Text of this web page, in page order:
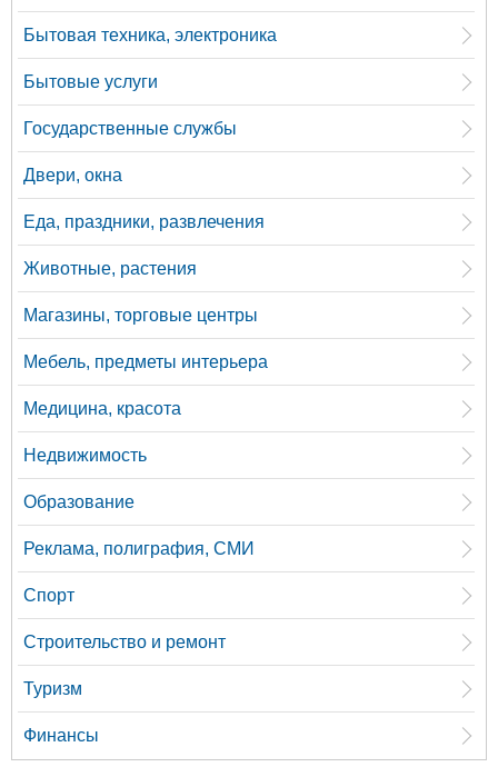
Бытовая техника, электроника
Бытовые услуги
Государственные службы
Двери, окна
Еда, праздники, развлечения
Животные, растения
Магазины, торговые центры
Мебель, предметы интерьера
Медицина, красота
Недвижимость
Образование
Реклама, полиграфия, СМИ
Спорт
Строительство и ремонт
Туризм
Финансы